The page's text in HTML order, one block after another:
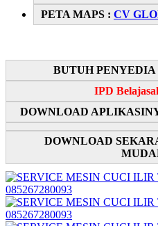
PETA MAPS : CV
BUTUH
IPD
DOWNLOAD
DOWNLOAD